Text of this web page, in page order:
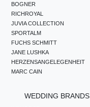
BOGNER
RICHROYAL
JUVIA COLLECTION
SPORTALM
FUCHS SCHMITT
JANE LUSHKA
HERZENSANGELEGENHEIT
MARC CAIN
WEDDING BRANDS